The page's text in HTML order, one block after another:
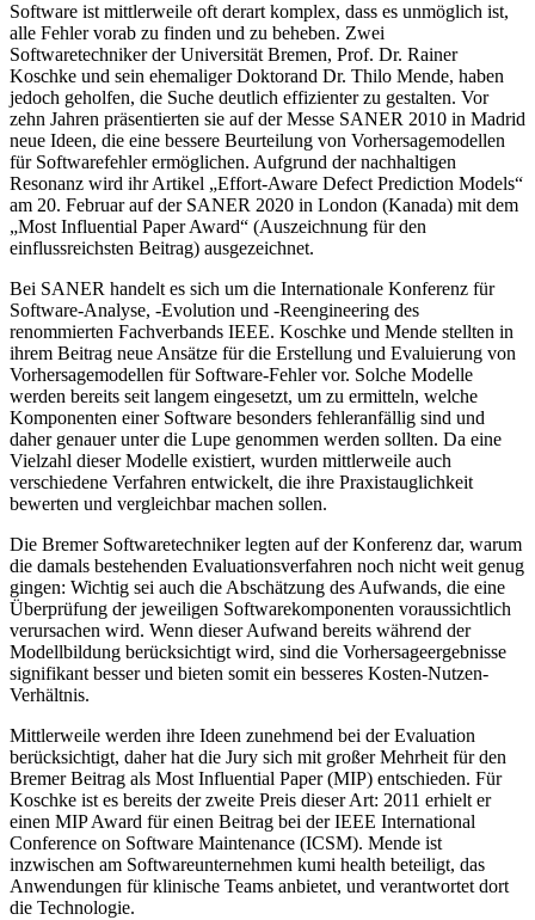
Software ist mittlerweile oft derart komplex, dass es unmöglich ist,
alle Fehler vorab zu finden und zu beheben. Zwei
Softwaretechniker der Universität Bremen, Prof. Dr. Rainer
Koschke und sein ehemaliger Doktorand Dr. Thilo Mende, haben
jedoch geholfen, die Suche deutlich effizienter zu gestalten. Vor
zehn Jahren präsentierten sie auf der Messe SANER 2010 in Madrid
neue Ideen, die eine bessere Beurteilung von Vorhersagemodellen
für Softwarefehler ermöglichen. Aufgrund der nachhaltigen
Resonanz wird ihr Artikel „Effort-Aware Defect Prediction Models“
am 20. Februar auf der SANER 2020 in London (Kanada) mit dem
„Most Influential Paper Award“ (Auszeichnung für den
einflussreichsten Beitrag) ausgezeichnet.
Bei SANER handelt es sich um die Internationale Konferenz für
Software-Analyse, -Evolution und -Reengineering des
renommierten Fachverbands IEEE. Koschke und Mende stellten in
ihrem Beitrag neue Ansätze für die Erstellung und Evaluierung von
Vorhersagemodellen für Software-Fehler vor. Solche Modelle
werden bereits seit langem eingesetzt, um zu ermitteln, welche
Komponenten einer Software besonders fehleranfällig sind und
daher genauer unter die Lupe genommen werden sollten. Da eine
Vielzahl dieser Modelle existiert, wurden mittlerweile auch
verschiedene Verfahren entwickelt, die ihre Praxistauglichkeit
bewerten und vergleichbar machen sollen.
Die Bremer Softwaretechniker legten auf der Konferenz dar, warum
die damals bestehenden Evaluationsverfahren noch nicht weit genug
gingen: Wichtig sei auch die Abschätzung des Aufwands, die eine
Überprüfung der jeweiligen Softwarekomponenten voraussichtlich
verursachen wird. Wenn dieser Aufwand bereits während der
Modellbildung berücksichtigt wird, sind die Vorhersageergebnisse
signifikant besser und bieten somit ein besseres Kosten-Nutzen-
Verhältnis.
Mittlerweile werden ihre Ideen zunehmend bei der Evaluation
berücksichtigt, daher hat die Jury sich mit großer Mehrheit für den
Bremer Beitrag als Most Influential Paper (MIP) entschieden. Für
Koschke ist es bereits der zweite Preis dieser Art: 2011 erhielt er
einen MIP Award für einen Beitrag bei der IEEE International
Conference on Software Maintenance (ICSM). Mende ist
inzwischen am Softwareunternehmen kumi health beteiligt, das
Anwendungen für klinische Teams anbietet, und verantwortet dort
die Technologie.